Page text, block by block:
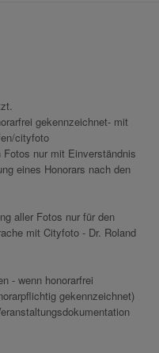
gekennzeichnet- mit
cityfoto
Fotos nur mit Einverständnis
eines Honorars nach den
aller Fotos nur für den
mit Cityfoto - Dr. Roland
- wenn honorarfrei
gekennzeichnet)